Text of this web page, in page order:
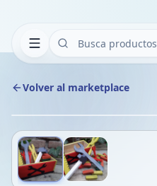
Volver al marketplace
1/2